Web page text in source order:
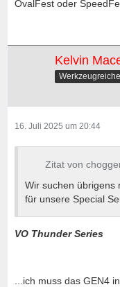
OvalFest oder
Kelvin
16. Juli 2025 um 20:44
Zitat von
Wir suchen übrigens
für unsere Special
VO Thunder Series
...ich muss das GEN4